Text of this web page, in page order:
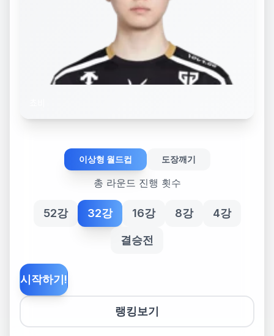
이상형 월드컵 도장깨기
총 라운드 진행 횟수
52강 32강 16강 8강 4강
결승전
랭킹보기
시작하기!